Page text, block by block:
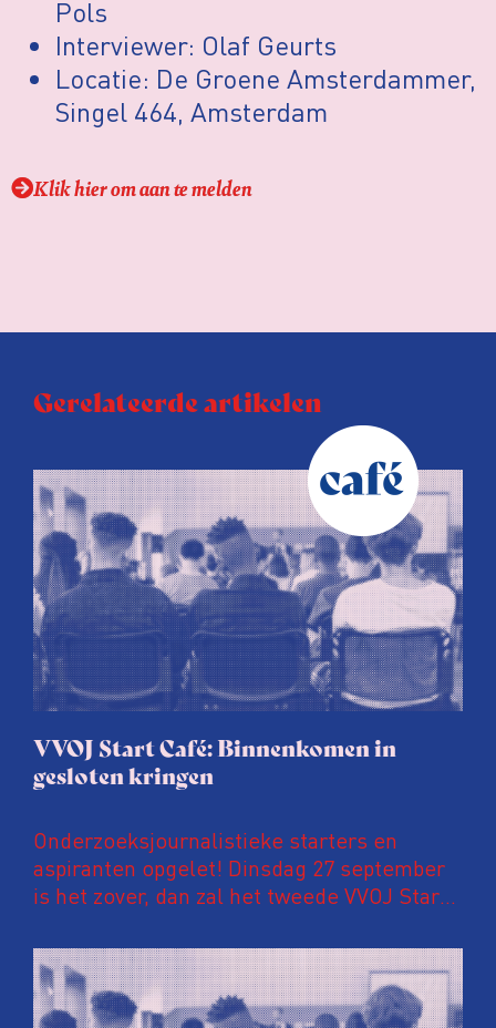
Pols
Interviewer: Olaf Geurts
Locatie: De Groene Amsterdammer,
Singel 464, Amsterdam
Klik hier om aan te melden
Gerelateerde artikelen
VVOJ Start Café: Binnenkomen in
gesloten kringen
Onderzoeksjournalistieke starters en
aspiranten opgelet! Dinsdag 27 september
is het zover, dan zal het tweede VVOJ Start